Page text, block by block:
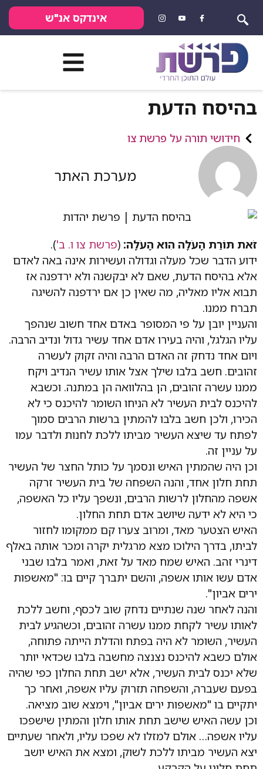
אינדקס אנ"ש
בהיסח הדעת
חידושי תורה על פרשת צו
מערכת האתר
זֹאת תּוֹרַת הָעֹלָה הִוא הָעֹלָה: (פרשת צו ו. ב').
ידוע הדבר שכל מעלה וגדולה ועשירות אינה באה לאדם
אלא בהיסח הדעת, שאם לא יבקשנה ולא ירדפנה אז
תבוא אליו מאליה, מה שאין כן אם ירדפנה להשיגה
תברח ממנו.
והעניין יובן על פי המסופר באדם אחד חשוב שנהפך
עליו הגלגל, והיה בעירו אדם אחד עשיר גדול ונדיב הרבה.
ויום אחד נדחק זה האדם הרבה והיה זקוק לעשרה
זהובים. חשב בלבו שילך אצל אותו עשיר הנדיב ויקח
ממנו עשרה זהובים, הן בהלוואה הן במתנה. וכשבא
להיכנס לבית העשיר לא הניחו השומר להיכנס כי לא
הכירו, ולכן חשב בלבו להמתין ברשות הרבים סמוך
לפתח עד שיצא העשיר מביתו ללכת לחנות ולדבר עמו
על עניין זה.
וכן היה שהמתין האיש ונסמך על כותל החצר של העשיר
תחת חלון אחד, והנה השפחה של בית העשיר זרקה
אשפה מהחלון לרשות הרבים, ונשפך עליו כל האשפה,
כי היא לא ידעה שיושב אדם תחת החלון.
האיש הצטער מאד, ומרוב צערו קם ממקומו לחזור
לביתו, בדרך הילוכו מצא מרגלית יקרה ומכר אותה באלף
דינרי זהב. האיש שמח מאד על זאת, ואמר בלבו שבני
אדם עשו אותו אשפה, והשם יתברך קיים בו: "מאשפות
ירים אביון".
והנה לאחר שנה שנתיים נדחק שוב לכסף, וחשב ללכת
לאותו עשיר לקחת ממנו עשרה זהובים, וכשהגיע לבית
העשיר, השומר לא היה בפתח והדלת הייתה פתוחה,
אולם כשבא להיכנס נצנצה מחשבה בלבו שכדאי יותר
שלא יכנס לבית העשיר, אלא ישב תחת החלון כפי שהיה
בפעם שעברה, והשפחה תזרוק עליו אשפה, ואחר כך
יתקיים בו "מאשפות ירים אביון", וימצא שוב מציאה.
וכן עשה האיש שישב תחת אותו חלון והמתין שישפכו
עליו אשפה… אולם למזלו לא שפכו עליו, ולאחר שעתיים
יצא העשיר מביתו ללכת לשוק, ומצא את האיש יושב